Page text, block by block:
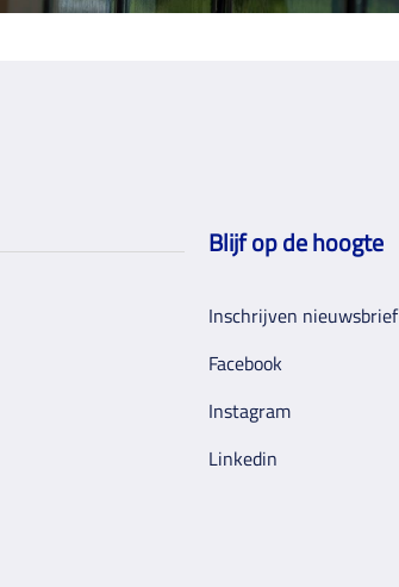
Blijf op de hoogte
Inschrijven nieuwsbrief
Facebook
Instagram
Linkedin